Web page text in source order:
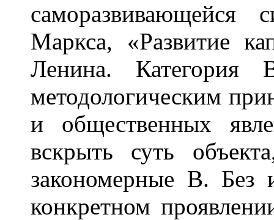
Маркса, «Развитие
Ленина. Категория
методологическим
и общественных
вскрыть суть
закономерные В.
конкретном